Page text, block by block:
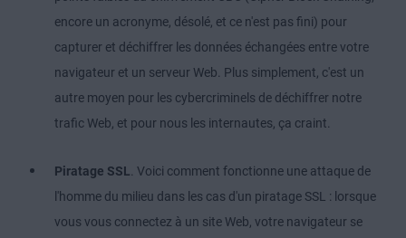
encore un acronyme, désolé, et ce n'est pas fini) pour
capturer et déchiffrer les données échangées entre votre
navigateur et un serveur Web. Plus simplement, c'est un
autre moyen pour les cybercriminels de déchiffrer notre
trafic Web, et pour nous les internautes, ça craint.
Piratage SSL. Voici comment fonctionne une attaque de
l'homme du milieu dans les cas d'un piratage SSL : lorsque
vous vous connectez à un site Web, votre navigateur se